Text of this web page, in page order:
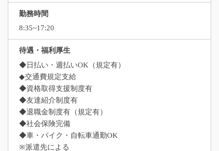
勤務時間
8:35~17:20
待遇・福利厚生
◆日払い・週払いOK（規定有）
◆交通費規定支給
◆資格取得支援制度有
◆友達紹介制度有
◆退職金制度有（規定有）
◆社会保険完備
◆車・バイク・自転車通勤OK
※派遣先による